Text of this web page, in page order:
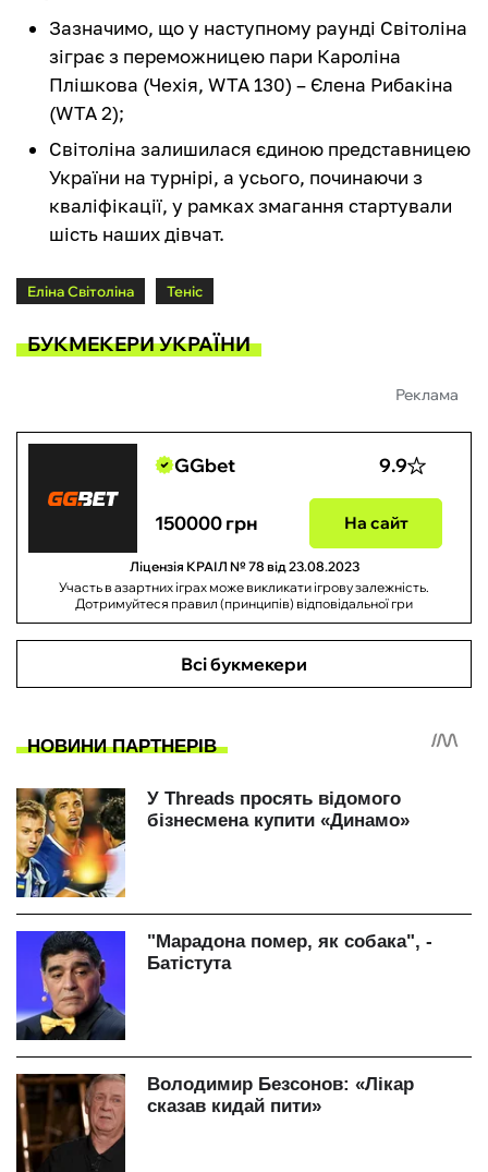
Зазначимо, що у наступному раунді Світоліна
зіграє з переможницею пари Кароліна
Плішкова (Чехія, WTA 130) – Єлена Рибакіна
(WTA 2);
Світоліна залишилася єдиною представницею
України на турнірі, а усього, починаючи з
кваліфікації, у рамках змагання стартували
шість наших дівчат.
Еліна Світоліна Теніс
БУКМЕКЕРИ УКРАЇНИ
Реклама
GGbet 9.9
150000 грн На сайт
Ліцензія КРАІЛ № 78 від 23.08.2023
Участь в азартних іграх може викликати ігрову залежність.
Дотримуйтеся правил (принципів) відповідальної гри
Всі букмекери